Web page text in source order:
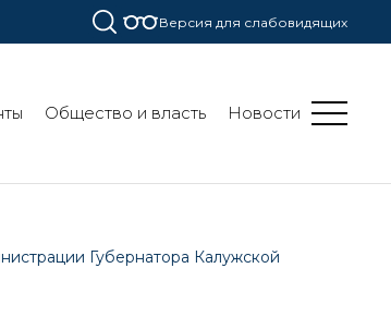
Версия для слабовидящих
Общество и власть Новости
Губернатора Калужской